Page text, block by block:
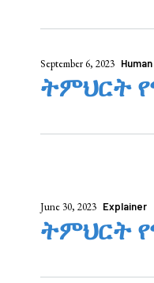
September 6, 2023
ትምህርት
June 30, 2023 Explainer
ትምህርት